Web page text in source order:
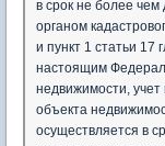
в срок не более чем
органом
и пункт 1 статьи 17
настоящим
недвижимости,
объекта
осуществляется в